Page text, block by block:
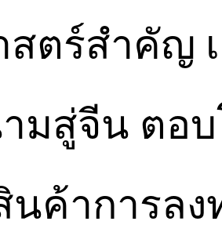
สตร์สำคัญ
ามสู่จีน ตอ
ค้าการลง